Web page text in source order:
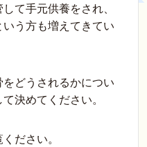
て手元供養をされ、
う方も増えてきてい
どうされるかについ
決めてください。
ださい。